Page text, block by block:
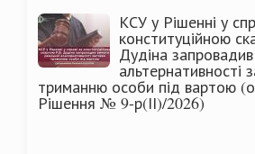
КСУ у Рішенні у
конституційною
Дудіна
альтернативності
триманню особи під вартою
Рішення № 9-р(ІІ)/2026)